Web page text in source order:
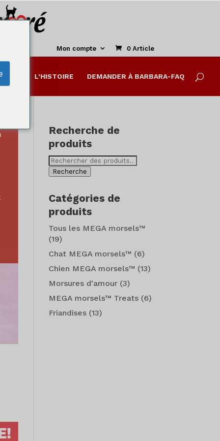
Mon compte 0 Article
L'HISTOIRE DEMANDER À BARBARA-FAQ
Recherche de
produits
Recherche
deRecherche
Catégories de
produits
Tous les MEGA morsels™
(19)
Chat MEGA morsels™ (6)
Chien MEGA morsels™ (13)
Morsures d'amour (3)
MEGA morsels™ Treats (6)
Friandises (13)